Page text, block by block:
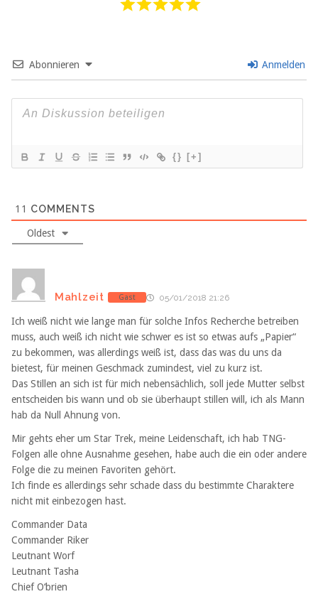
Abonnieren Anmelden
{} [+]
11 COMMENTS
Oldest
Mahlzeit Gast 05/01/2018 21:26
Ich weiß nicht wie lange man für solche Infos Recherche betreiben
muss, auch weiß ich nicht wie schwer es ist so etwas aufs „Papier“
zu bekommen, was allerdings weiß ist, dass das was du uns da
bietest, für meinen Geschmack zumindest, viel zu kurz ist.
Das Stillen an sich ist für mich nebensächlich, soll jede Mutter selbst
entscheiden bis wann und ob sie überhaupt stillen will, ich als Mann
hab da Null Ahnung von.
Mir gehts eher um Star Trek, meine Leidenschaft, ich hab TNG-
Folgen alle ohne Ausnahme gesehen, habe auch die ein oder andere
Folge die zu meinen Favoriten gehört.
Ich finde es allerdings sehr schade dass du bestimmte Charaktere
nicht mit einbezogen hast.
Commander Data
Commander Riker
Leutnant Worf
Leutnant Tasha
Chief O‘brien